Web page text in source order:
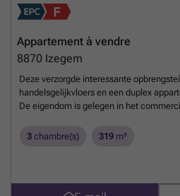
Appartement à vendre
8870 Izegem
Deze verzorgde interessante
handelsgelijkvloers en een duplex
De eigendom is gelegen in het
indeling is als volgt: . kelder .
De indeling is als volgt: verdieping 1: .
met aansluitend terras . grote
lavabomeubel verdieping 2: . nachthall .
3 chambre(s) 319 m²